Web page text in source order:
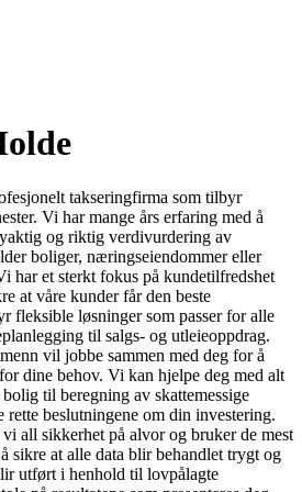
takseringfirma som tilbyr
Vi har mange års erfaring med å
og riktig verdivurdering av
boliger, næringseiendommer eller
har et sterkt fokus på kundetilfredshet
at våre kunder får den beste
fleksible løsninger som passer for alle
til salgs- og utleieoppdrag.
vil jobbe sammen med deg for å
dine behov. Vi kan hjelpe deg med alt
til beregning av skattemessige
rette beslutningene om din investering.
all sikkerhet på alvor og bruker de mest
sikre at alle data blir behandlet trygt og
utført i henhold til lovpålagte